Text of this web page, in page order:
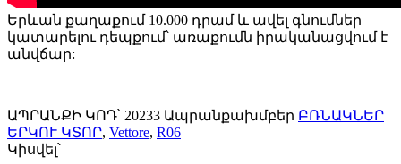
Երևան քաղաքում 10.000 դրամ և ավել գնումներ
կատարելու դեպքում՝ առաքումն իրականացվում է
անվճար:
ԱՊՐԱՆՔԻ ԿՈԴ՝ 20233 Ապրանքախմբեր ԲՌՆԱԿՆԵՐ
ԵՐԿՈՒ ԿՏՈՐ, Vettore, R06
Կիսվել՝